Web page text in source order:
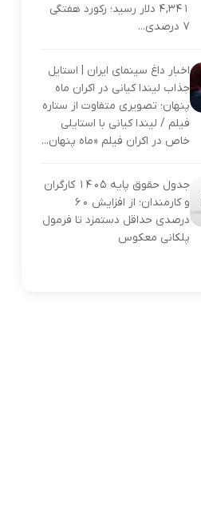
۴,۳۴۱ دلار رسید؛ رکورد هفتگی
۷ درصدی...
اخبار داغ سینمای ایران | استایل
جذاب لیندا کیانی در اکران ماه
پنهان؛ تصویری متفاوت از ستاره
فیلم / لیندا کیانی با استایلی
خاص در اکران فیلم «ماه پنهان...
جدول حقوق پایه ۱۴۰۵ کارگران
و کارمندان؛ از افزایش ۶۰
درصدی حداقل دستمزد تا فرمول
پلکانی معکوس